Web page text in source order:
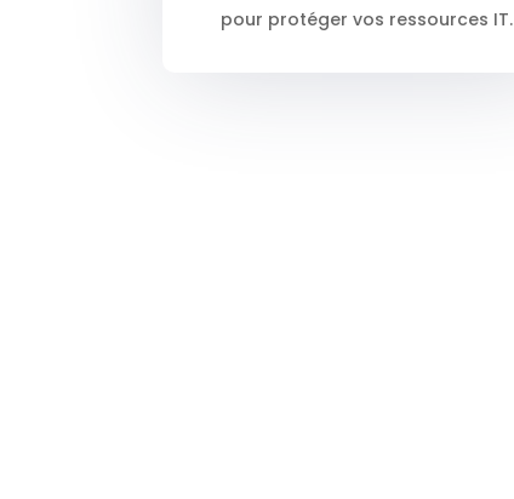
pour protéger vos ressources IT.